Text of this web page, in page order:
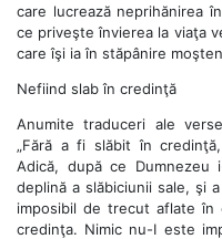
care lucrează neprihănirea
ce priveşte învierea la viaţa
care îşi ia în stăpânire
Nefiind slab în credinţă
Anumite traduceri ale
„Fără a fi slăbit în
Adică, după ce Dumnezeu
deplină a slăbiciunii sale, şi
imposibil de trecut aflate în
credinţa. Nimic nu-I este